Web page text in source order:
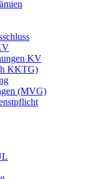
KV
KKTG)
(MVG)